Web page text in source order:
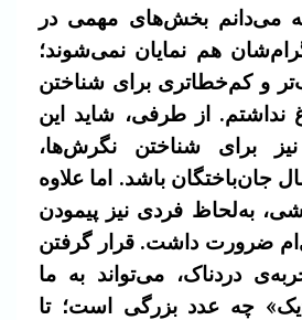
می‌دانم بخش‌های مهمی در
هم نمایان نمی‌شوند؛
و کم‌خطاتری برای شناختن
نداشتم. از طرفی، شاید این
نیز برای شناختن نگرش‌ها،
جان‌باختگان باشد. اما علاوه
به‌لحاظ فردی نیز پیمودن
ضرورت داشت. قرار گرفتن
دردناک، می‌تواند به ما
چه عدد بزرگی است؛ تا